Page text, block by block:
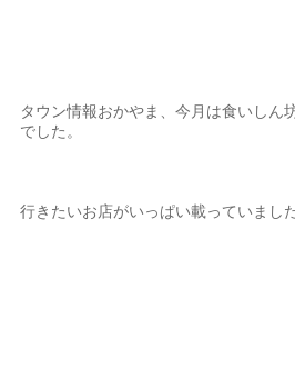
タウン情報おかやま、今月は食いしん
でした。
行きたいお店がいっぱい載っていました